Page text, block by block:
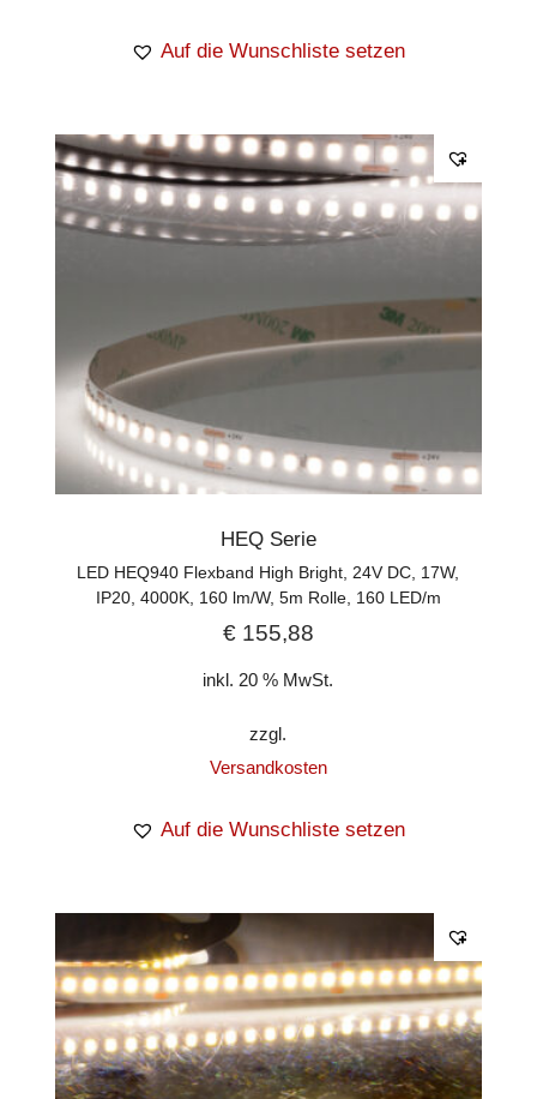
Auf die Wunschliste setzen
HEQ Serie
LED HEQ940 Flexband High Bright, 24V DC, 17W,
IP20, 4000K, 160 lm/W, 5m Rolle, 160 LED/m
€155,88
inkl. 20 % MwSt.
zzgl.
Versandkosten
Auf die Wunschliste setzen